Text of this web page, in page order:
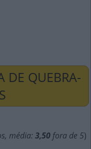
DE QUEBRA-
média: 3,50 fora de 5)